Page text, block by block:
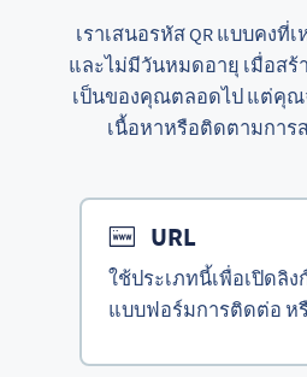
เราเสนอรหัส QR แบบคงที่
และไม่มีวันหมดอายุ เมื่อสร้
เป็นของคุณตลอดไป แต่คุณ
เนื้อหาหรือติดตามกา
URL
ใช้ประเภทนี้เพื่อเปิดลิง
แบบฟอร์มการติดต่อ หรื